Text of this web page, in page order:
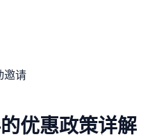
邀请
优惠政策详解